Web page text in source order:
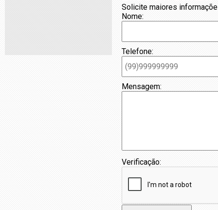
Solicite maiores
Nome:
Telefone:
Mensagem:
Verificação: